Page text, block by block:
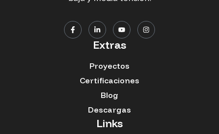
Extras
Proyectos
Certificaciones
Blog
Descargas
Links